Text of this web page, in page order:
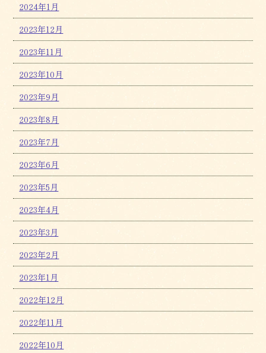
2024年1月
2023年12月
2023年11月
2023年10月
2023年9月
2023年8月
2023年7月
2023年6月
2023年5月
2023年4月
2023年3月
2023年2月
2023年1月
2022年12月
2022年11月
2022年10月